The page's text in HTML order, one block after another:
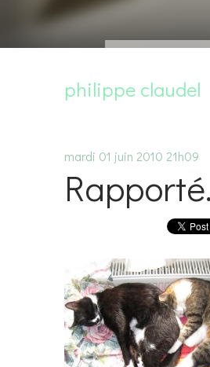
philippe claudel
mardi 01 juin 2010 21h09